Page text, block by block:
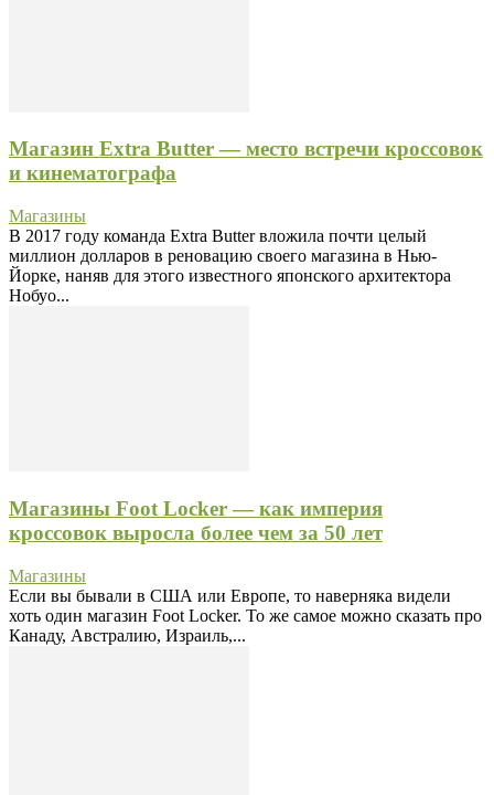
Магазин Extra Butter — место встречи кроссовок
и кинематографа
Магазины
В 2017 году команда Extra Butter вложила почти целый
миллион долларов в реновацию своего магазина в Нью-
Йорке, наняв для этого известного японского архитектора
Нобуо...
Магазины Foot Locker — как империя
кроссовок выросла более чем за 50 лет
Магазины
Если вы бывали в США или Европе, то наверняка видели
хоть один магазин Foot Locker. То же самое можно сказать про
Канаду, Австралию, Израиль,...